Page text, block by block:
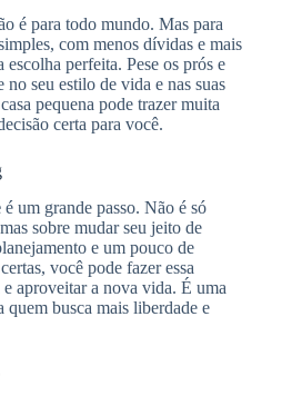
é para todo mundo. Mas para
com menos dívidas e mais
perfeita. Pese os prós e
no seu estilo de vida e nas suas
pequena pode trazer muita
certa para você.
é um grande passo. Não é só
sobre mudar seu jeito de
e um pouco de
você pode fazer essa
aproveitar a nova vida. É uma
quem busca mais liberdade e